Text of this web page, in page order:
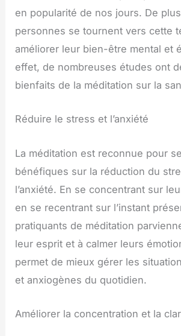
en popularité de nos jours. De
personnes se tournent vers cette
améliorer leur bien-être mental et
effet, de nombreuses études ont
bienfaits de la méditation sur la
Réduire le stress et l’anxiété
La méditation est reconnue pour
bénéfiques sur la réduction du
l’anxiété. En se concentrant sur
en se recentrant sur l’instant
pratiquants de méditation
leur esprit et à calmer leurs
permet de mieux gérer les
et anxiogènes du quotidien.
Améliorer la concentration et la